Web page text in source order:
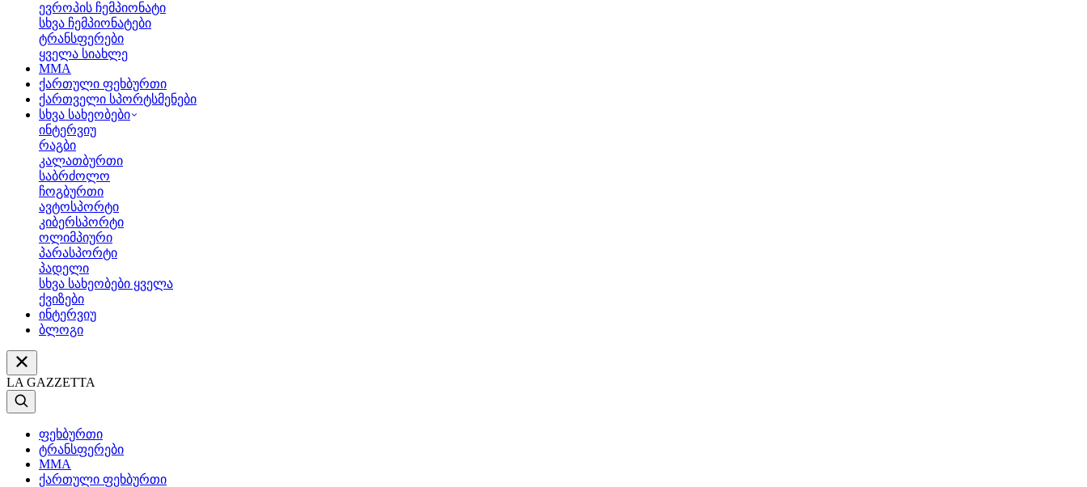
ევროპის ჩემპიონატი
სხვა ჩემპიონატები
ტრანსფერები
ყველა სიახლე
MMA
ქართული ფეხბურთი
ქართველი სპორტსმენები
სხვა სახეობები
ინტერვიუ
რაგბი
კალათბურთი
საბრძოლო
ჩოგბურთი
ავტოსპორტი
კიბერსპორტი
ოლიმპიური
პარასპორტი
პადელი
სხვა სახეობები ყველა
ქვიზები
ინტერვიუ
ბლოგი
LA GAZZETTA
ფეხბურთი
ტრანსფერები
MMA
ქართული ფეხბურთი